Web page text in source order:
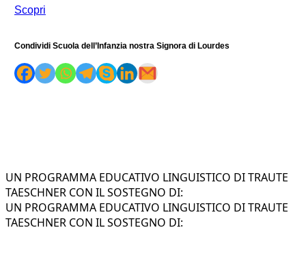
Scopri
Condividi Scuola dell’Infanzia nostra Signora di Lourdes
UN PROGRAMMA EDUCATIVO LINGUISTICO DI TRAUTE
TAESCHNER CON IL SOSTEGNO DI:
UN PROGRAMMA EDUCATIVO LINGUISTICO DI TRAUTE
TAESCHNER CON IL SOSTEGNO DI: